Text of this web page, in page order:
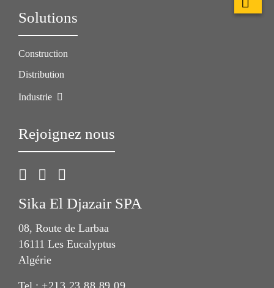
Solutions
Construction
Distribution
Industrie
Rejoignez nous
Sika El Djazair SPA
08, Route de Larbaa
16111 Les Eucalyptus
Algérie